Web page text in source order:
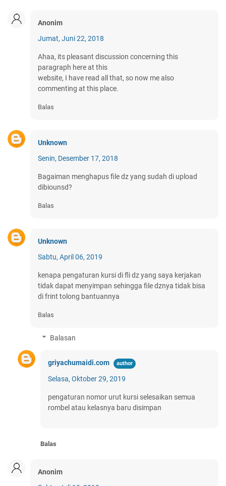
Anonim
Jumat, Juni 22, 2018
Ahaa, its pleasant discussion concerning this
paragraph here at this
website, I have read all that, so now me also
commenting at this place.
Balas
Unknown
Senin, Desember 17, 2018
Bagaiman menghapus file dz yang sudah di upload
dibiounsd?
Balas
Unknown
Sabtu, April 06, 2019
kenapa pengaturan kursi di fli dz yang saya kerjakan
tidak dapat menyimpan sehingga file dznya tidak bisa
di frint tolong bantuannya
Balas
Balasan
griyachumaidi.com
Selasa, Oktober 29, 2019
pengaturan nomor urut kursi selesaikan semua
rombel atau kelasnya baru disimpan
Balas
Anonim